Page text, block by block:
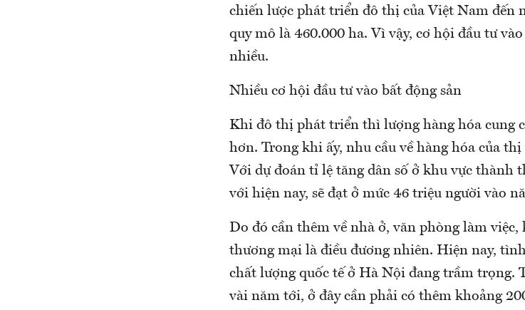
chiến lược phát triển đô thị của Việt Nam đến
quy mô là 460.000 ha. Vì vậy, cơ hội đầu tư
nhiều.
Nhiều cơ hội đầu tư vào bất động sản
Khi đô thị phát triển thì lượng hàng hóa cung
hơn. Trong khi ấy, nhu cầu về hàng hóa của
Với dự đoán tỉ lệ tăng dân số ở khu vực thành
với hiện nay, sẽ đạt ở mức 46 triệu người vào
Do đó cần thêm về nhà ở, văn phòng làm việc,
thương mại là điều đương nhiên. Hiện nay,
chất lượng quốc tế ở Hà Nội đang trầm trọng.
vài năm tới, ở đây cần phải có thêm khoảng